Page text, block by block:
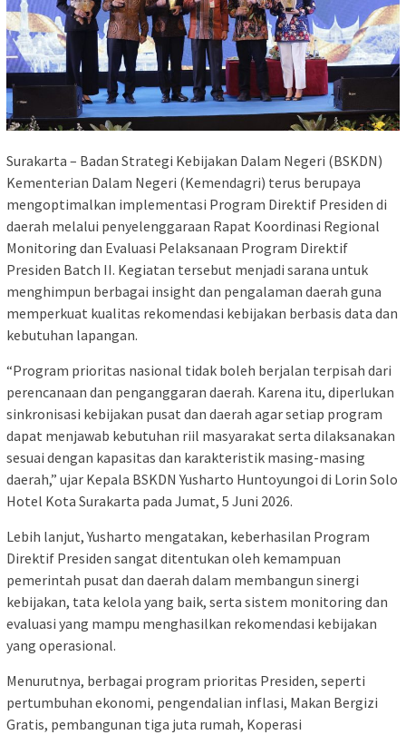
Surakarta – Badan Strategi Kebijakan Dalam Negeri (BSKDN)
Kementerian Dalam Negeri (Kemendagri) terus berupaya
mengoptimalkan implementasi Program Direktif Presiden di
daerah melalui penyelenggaraan Rapat Koordinasi Regional
Monitoring dan Evaluasi Pelaksanaan Program Direktif
Presiden Batch II. Kegiatan tersebut menjadi sarana untuk
menghimpun berbagai insight dan pengalaman daerah guna
memperkuat kualitas rekomendasi kebijakan berbasis data dan
kebutuhan lapangan.
“Program prioritas nasional tidak boleh berjalan terpisah dari
perencanaan dan penganggaran daerah. Karena itu, diperlukan
sinkronisasi kebijakan pusat dan daerah agar setiap program
dapat menjawab kebutuhan riil masyarakat serta dilaksanakan
sesuai dengan kapasitas dan karakteristik masing-masing
daerah,” ujar Kepala BSKDN Yusharto Huntoyungoi di Lorin Solo
Hotel Kota Surakarta pada Jumat, 5 Juni 2026.
Lebih lanjut, Yusharto mengatakan, keberhasilan Program
Direktif Presiden sangat ditentukan oleh kemampuan
pemerintah pusat dan daerah dalam membangun sinergi
kebijakan, tata kelola yang baik, serta sistem monitoring dan
evaluasi yang mampu menghasilkan rekomendasi kebijakan
yang operasional.
Menurutnya, berbagai program prioritas Presiden, seperti
pertumbuhan ekonomi, pengendalian inflasi, Makan Bergizi
Gratis, pembangunan tiga juta rumah, Koperasi